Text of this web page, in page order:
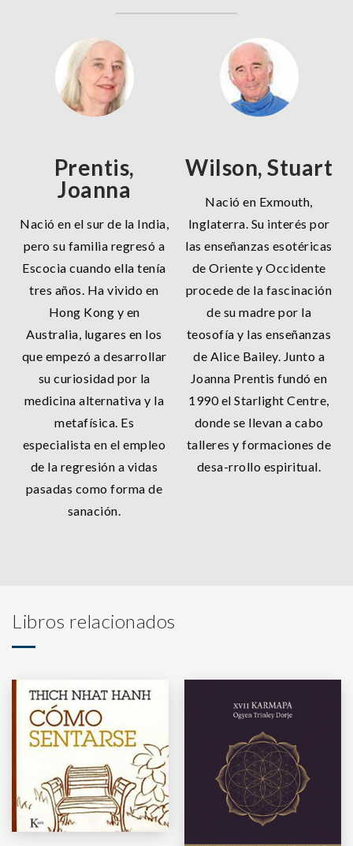
Prentis,
Joanna
Nació en el sur de la India,
pero su familia regresó a
Escocia cuando ella tenía
tres años. Ha vivido en
Hong Kong y en
Australia, lugares en los
que empezó a desarrollar
su curiosidad por la
medicina alternativa y la
metafísica. Es
especialista en el empleo
de la regresión a vidas
pasadas como forma de
sanación.
Wilson, Stuart
Nació en Exmouth,
Inglaterra. Su interés por
las enseñanzas esotéricas
de Oriente y Occidente
procede de la fascinación
de su madre por la
teosofía y las enseñanzas
de Alice Bailey. Junto a
Joanna Prentis fundó en
1990 el Starlight Centre,
donde se llevan a cabo
talleres y formaciones de
desa-rrollo espiritual.
Libros relacionados